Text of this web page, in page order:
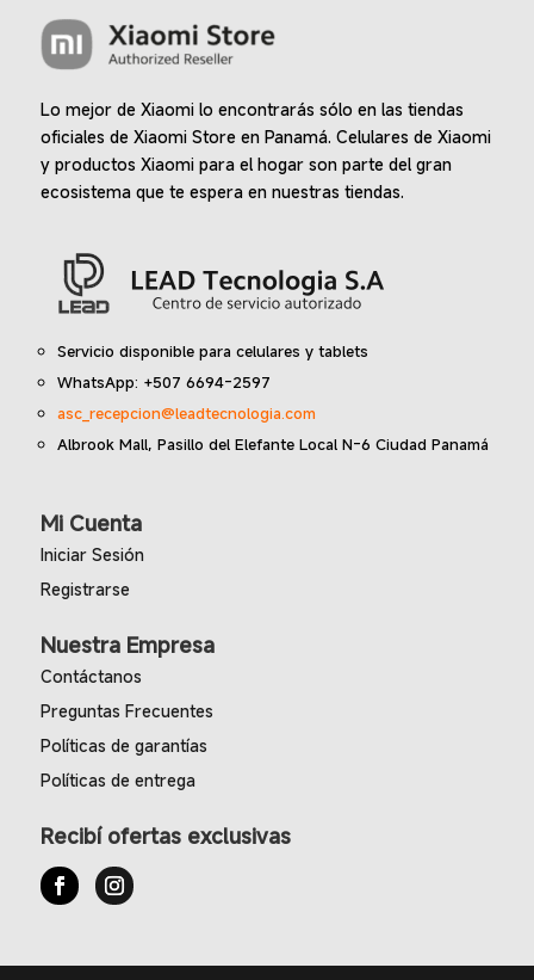
Lo mejor de Xiaomi lo encontrarás sólo en las tiendas
oficiales de Xiaomi Store en Panamá. Celulares de Xiaomi
y productos Xiaomi para el hogar son parte del gran
ecosistema que te espera en nuestras tiendas.
Servicio disponible para celulares y tablets
WhatsApp: +507 6694-2597
asc_recepcion@leadtecnologia.com
Albrook Mall, Pasillo del Elefante Local N-6 Ciudad Panamá
Mi Cuenta
Iniciar Sesión
Registrarse
Nuestra Empresa
Contáctanos
Preguntas Frecuentes
Políticas de garantías
Políticas de entrega
Recibí ofertas exclusivas